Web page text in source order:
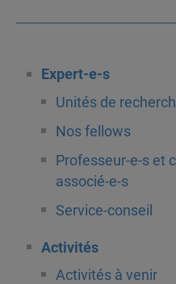
Expert-e-s
Unités de
Nos fellows
Professeur-e-s et
associé-e-s
Service-conseil
Activités
Activités à venir